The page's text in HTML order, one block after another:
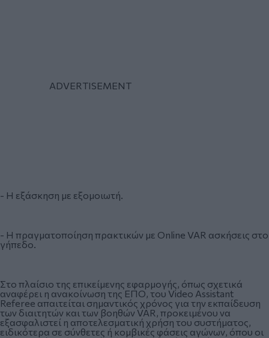
- Η εξάσκηση με εξομοιωτή.
- Η πραγματοποίηση πρακτικών με Online VAR ασκήσεις στο
γήπεδο.
Στο πλαίσιο της επικείμενης εφαρμογής, όπως σχετικά
αναφέρει η ανακοίνωση της ΕΠΟ, του Video Assistant
Referee απαιτείται σημαντικός χρόνος για την εκπαίδευση
των διαιτητών και των βοηθών VAR, προκειμένου να
εξασφαλιστεί η αποτελεσματική χρήση του συστήματος,
ειδικότερα σε σύνθετες ή κομβικές φάσεις αγώνων, όπου οι